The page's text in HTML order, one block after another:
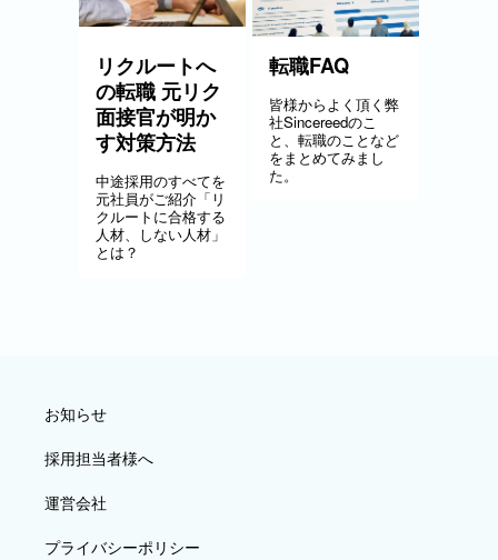
リクルートへ
の転職 元リク
面接官が明か
す対策方法
中途採用のすべてを
元社員がご紹介「リ
クルートに合格する
人材、しない人材」
とは？
転職FAQ
皆様からよく頂く弊
社Sincereedのこ
と、転職のことなど
をまとめてみまし
た。
お知らせ
採用担当者様へ
運営会社
プライバシーポリシー